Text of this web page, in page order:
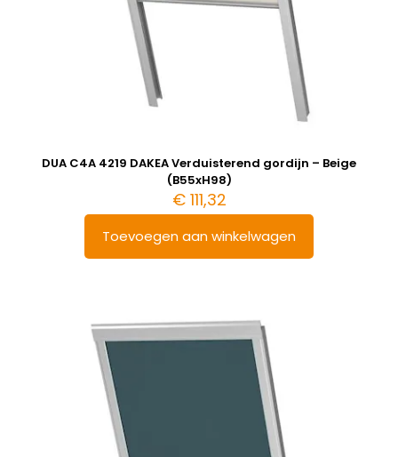
DUA C4A 4219 DAKEA Verduisterend gordijn – Beige
(B55xH98)
€111,32
Toevoegen aan winkelwagen